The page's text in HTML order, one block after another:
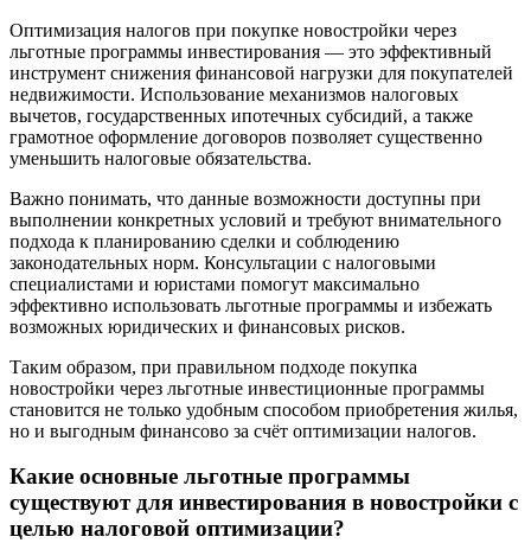
Оптимизация налогов при покупке новостройки через
льготные программы инвестирования — это эффективный
инструмент снижения финансовой нагрузки для покупателей
недвижимости. Использование механизмов налоговых
вычетов, государственных ипотечных субсидий, а также
грамотное оформление договоров позволяет существенно
уменьшить налоговые обязательства.
Важно понимать, что данные возможности доступны при
выполнении конкретных условий и требуют внимательного
подхода к планированию сделки и соблюдению
законодательных норм. Консультации с налоговыми
специалистами и юристами помогут максимально
эффективно использовать льготные программы и избежать
возможных юридических и финансовых рисков.
Таким образом, при правильном подходе покупка
новостройки через льготные инвестиционные программы
становится не только удобным способом приобретения жилья,
но и выгодным финансово за счёт оптимизации налогов.
Какие основные льготные программы
существуют для инвестирования в новостройки с
целью налоговой оптимизации?